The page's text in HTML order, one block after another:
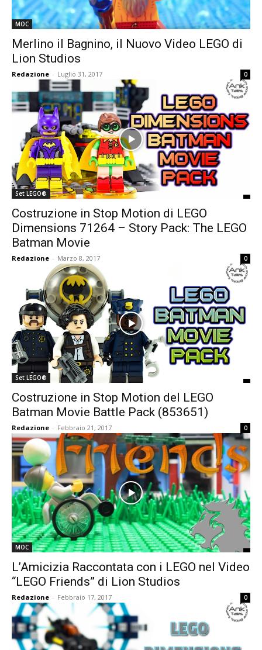
MOC
Merlino il Bagnino, il Nuovo Video LEGO di
Lion Studios
Redazione - Luglio 31, 2017 0
Set LEGO®
Costruzione in Stop Motion di LEGO
Dimensions 71264 – Story Pack: The LEGO
Batman Movie
Redazione - Marzo 8, 2017 0
Set LEGO®
Costruzione in Stop Motion del LEGO
Batman Movie Battle Pack (853651)
Redazione - Febbraio 21, 2017 0
MOC
L’Amicizia Raccontata con i LEGO nel Video
“LEGO Friends” di Lion Studios
Redazione - Febbraio 17, 2017 0